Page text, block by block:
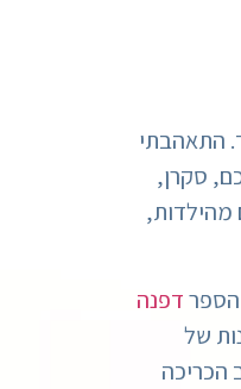
התאהבתי
סקרן,
מהילדות,
דפנה
של
הכריכה